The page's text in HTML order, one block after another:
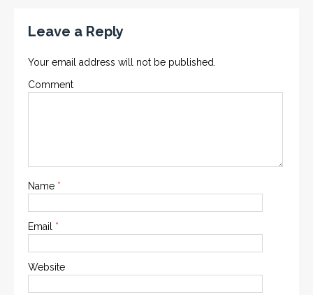
Leave a Reply
Your email address will not be published.
Comment
Name *
Email *
Website